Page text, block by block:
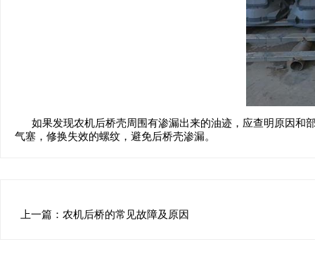
如果发现农机后桥壳周围有渗漏出来的油迹，应查明原因和
气塞，修换失效的螺纹，避免后桥壳渗漏。
上一篇： 农机后桥的常见故障及原因